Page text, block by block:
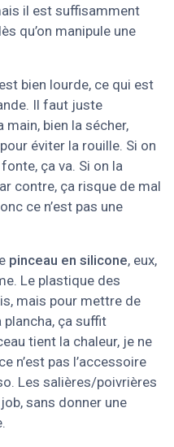
il est suffisamment
qu’on manipule une
est bien lourde, ce qui est
Il faut juste
main, bien la sécher,
éviter la rouille. Si on
ça va. Si on la
contre, ça risque de mal
ce n’est pas une
pinceau en silicone, eux,
Le plastique des
mais pour mettre de
plancha, ça suffit
tient la chaleur, je ne
n’est pas l’accessoire
Les salières/poivrières
sans donner une